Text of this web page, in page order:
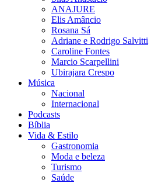
ANAJURE
Elis Amâncio
Rosana Sá
Adriane e Rodrigo Salvitti
Caroline Fontes
Marcio Scarpellini
Ubirajara Crespo
Música
Nacional
Internacional
Podcasts
Bíblia
Vida & Estilo
Gastronomia
Moda e beleza
Turismo
Saúde